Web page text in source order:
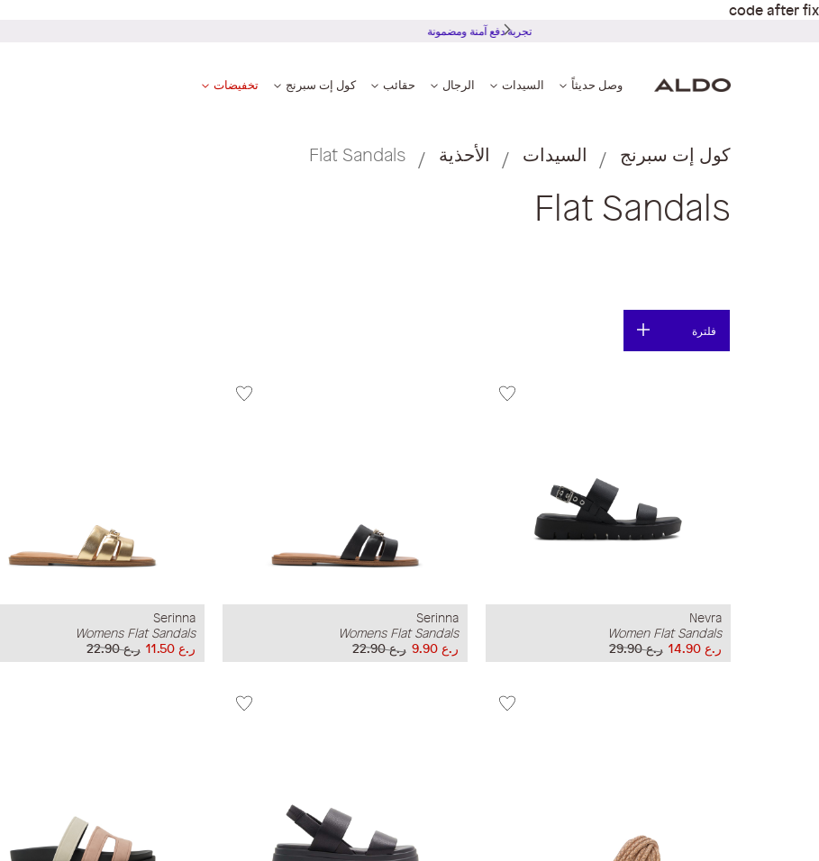
code after fix
تجربة دفع آمنة ومضمونة
وصل حديثاً السيدات الرجال حقائب كول إت سبرنج تخفيضات
كول إت سبرنج السيدات الأحذية Flat Sandals
Flat Sandals
فلترة
Nevra
Women Flat Sandals
ر.ع 29.90
ر.ع 14.90
Serinna
Womens Flat Sandals
ر.ع 22.90
ر.ع 9.90
Serinna
Womens Flat Sandals
ر.ع 22.90
ر.ع 11.50